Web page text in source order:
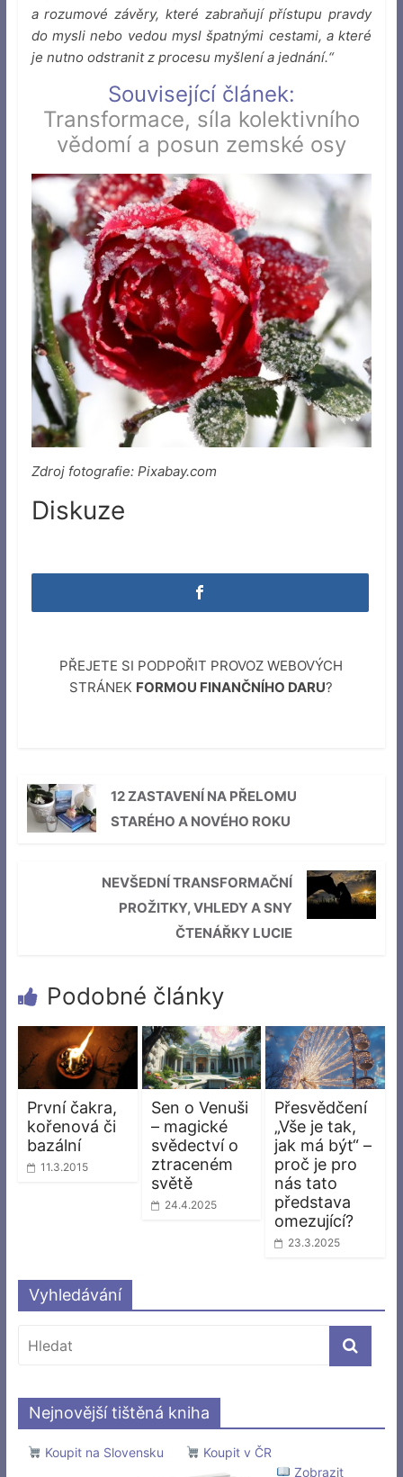
a rozumové závěry, které zabraňují přístupu pravdy
do mysli nebo vedou mysl špatnými cestami, a které
je nutno odstranit z procesu myšlení a jednání.“
Související článek:
Transformace, síla kolektivního
vědomí a posun zemské osy
Zdroj fotografie: Pixabay.com
Diskuze
PŘEJETE SI PODPOŘIT PROVOZ WEBOVÝCH
STRÁNEK FORMOU FINANČNÍHO DARU?
12 ZASTAVENÍ NA PŘELOMU
STARÉHO A NOVÉHO ROKU
NEVŠEDNÍ TRANSFORMAČNÍ
PROŽITKY, VHLEDY A SNY
ČTENÁŘKY LUCIE
Podobné články
První čakra,
kořenová či
bazální
11.3.2015
Sen o Venuši
– magické
svědectví o
ztraceném
světě
24.4.2025
Přesvědčení
„Vše je tak,
jak má být“ –
proč je pro
nás tato
představa
omezující?
23.3.2025
Vyhledávání
Nejnovější tištěná kniha
Koupit na Slovensku
Koupit v ČR
Zobrazit